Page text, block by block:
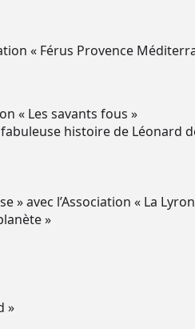
« Férus Provence
« Les savants fous »
histoire de Léonard
» avec l’Association « La
»
»